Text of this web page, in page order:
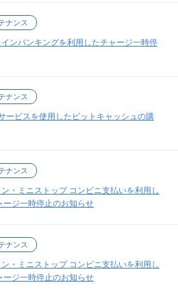
ナンス
ンバンキングを利用したチャージ一時停
ナンス
ービスを使用したビットキャッシュの購
ナンス
・ミニストップ コンビニ支払いを利用し
ジ一時停止のお知らせ
ナンス
・ミニストップ コンビニ支払いを利用し
ジ一時停止のお知らせ